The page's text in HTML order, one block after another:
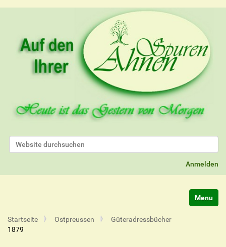
Website durchsuchen
Anmelden
Startseite Ostpreussen
Güteradressbücher
1879